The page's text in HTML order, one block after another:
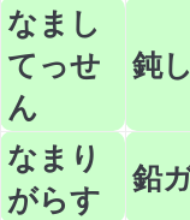
なまし
てっせ
ん
鈍
なまり
がらす
鉛